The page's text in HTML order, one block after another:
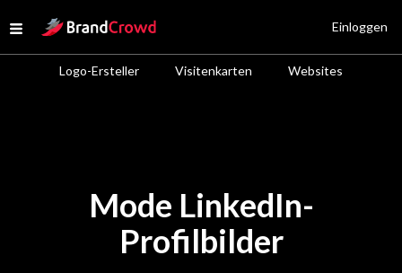
Open menu
Site Logo
Logo-Ersteller Visitenkarten Websites
Einloggen
Mode LinkedIn-
Profilbilder